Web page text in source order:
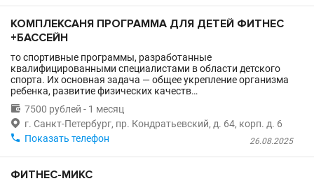
КОМПЛЕКСАНЯ ПРОГРАММА ДЛЯ ДЕТЕЙ ФИТНЕС
+БАССЕЙН
то спортивные программы, разработанные
квалифицированными специалистами в области детского
спорта. Их основная задача — общее укрепление организма
ребенка, развитие физических качеств…
 7500 рублей - 1 месяц
 г. Санкт-Петербург, пр. Кондратьевский, д. 64, корп. д. 6
26.08.2025
 Показать телефон
ФИТНЕС-МИКС